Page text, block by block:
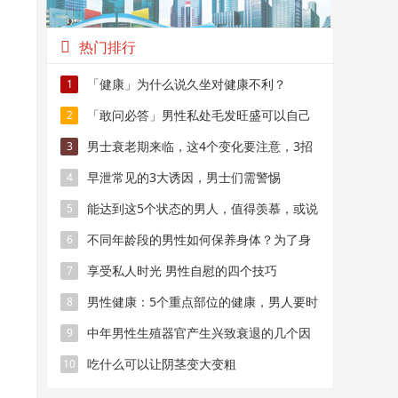
热门排行
1 「健康」为什么说久坐对健康不利？
2
「敢问必答」男性私处毛发旺盛可以自己
修剪吗？
3
男士衰老期来临，这4个变化要注意，3招
教你护理身体
4 早泄常见的3大诱因，男士们需警惕
5
能达到这5个状态的男人，值得羡慕，或说
明身体很健康
6
不同年龄段的男性如何保养身体？为了身
体健康，看看这4个建议
7 享受私人时光 男性自慰的四个技巧
8
男性健康：5个重点部位的健康，男人要时
时关注
9
中年男性生殖器官产生兴致衰退的几个因
素
10 吃什么可以让阴茎变大变粗